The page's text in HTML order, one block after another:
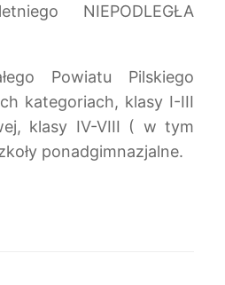
NIEPODLEGŁA
Powiatu Pilskiego
kategoriach, klasy I-III
klasy IV-VIII ( w tym
ponadgimnazjalne.